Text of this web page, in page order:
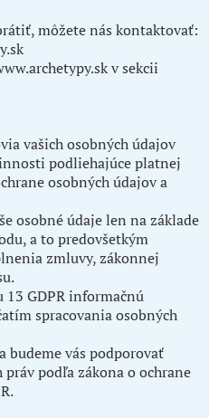
môžete nás kontaktovať:
v sekcii
vašich osobných údajov
podliehajúce platnej
osobných údajov a
osobné údaje len na základe
a to predovšetkým
zmluvy, zákonnej
GDPR informačnú
spracovania osobných
budeme vás podporovať
podľa zákona o ochrane